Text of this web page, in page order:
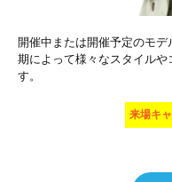
開催中または開催予定のモ
期によって様々なスタイルや
す。
来場キ